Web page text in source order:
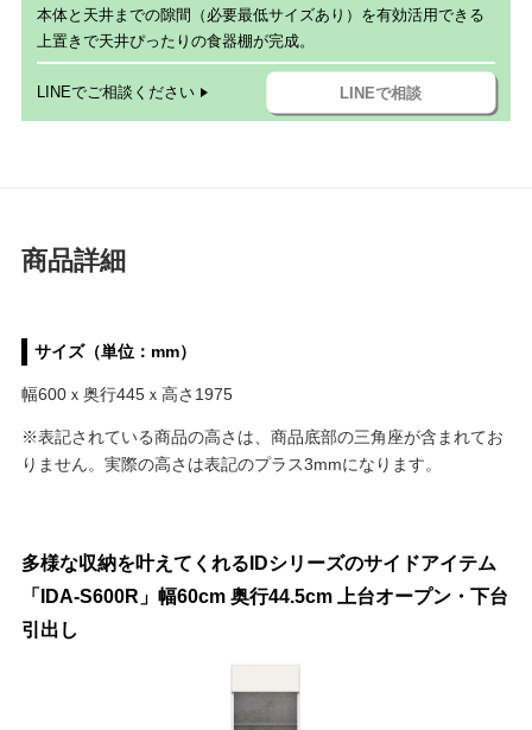
本体と天井までの隙間（必要最低サイズあり）を有効活用できる
上置きで天井ぴったりの食器棚が完成。
LINEでご相談ください LINEで相談
商品詳細
サイズ（単位：mm）
幅600ｘ奥行445ｘ高さ1975
※表記されている商品の高さは、商品底部の三角座が含まれてお
りません。実際の高さは表記のプラス3mmになります。
多様な収納を叶えてくれるIDシリーズのサイドアイテム
「IDA-S600R」幅60cm 奥行44.5cm 上台オープン・下台
引出し